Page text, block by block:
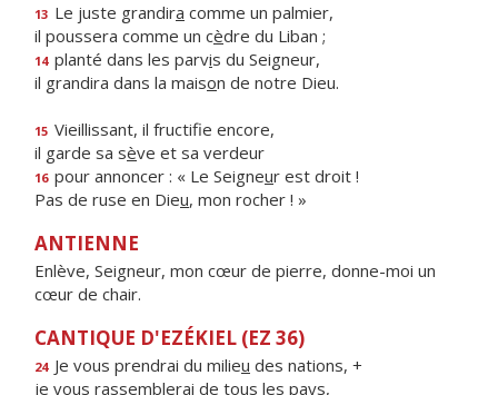
13 Le juste grandira comme un palmier,
il poussera comme un cèdre du Liban ;
14 planté dans les parvis du Seigneur,
il grandira dans la maison de notre Dieu.
15 Vieillissant, il fructife encore,
il garde sa sève et sa verdeur
16 pour annoncer : « Le Seigneur est droit !
Pas de ruse en Dieu, mon rocher ! »
ANTIENNE
Enlève, Seigneur, mon cœur de pierre, donne-moi un
cœur de chair.
CANTIQUE D'EZÉKIEL (EZ 36)
24 Je vous prendrai du milieu des nations, +
je vous rassemblerai de tous les pays,